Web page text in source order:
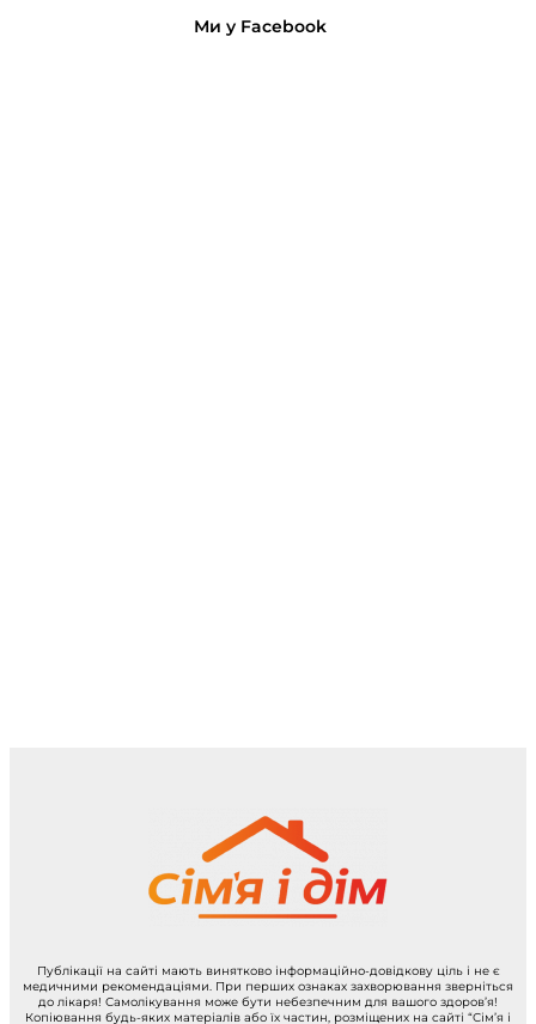
Ми у Facebook
Публікації на сайті мають винятково інформаційно-довідкову ціль і не є
медичними рекомендаціями. При перших ознаках захворювання зверніться
до лікаря! Самолікування може бути небезпечним для вашого здоров’я!
Копіювання будь-яких матеріалів або їх частин, розміщених на сайті “Сім’я і